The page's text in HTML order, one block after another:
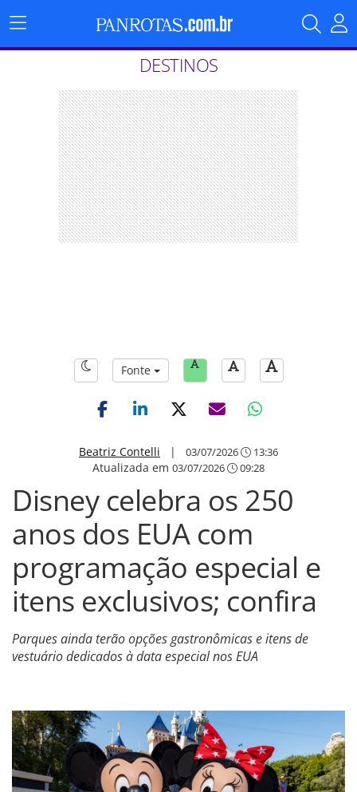
Menu
Principal
DESTINOS
Fonte
Beatriz Contelli | 03/07/2026 13:36
Atualizada em 03/07/2026 09:28
Disney celebra os 250
anos dos EUA com
programação especial e
itens exclusivos; confira
Parques ainda terão opções gastronômicas e itens de
vestuário dedicados à data especial nos EUA